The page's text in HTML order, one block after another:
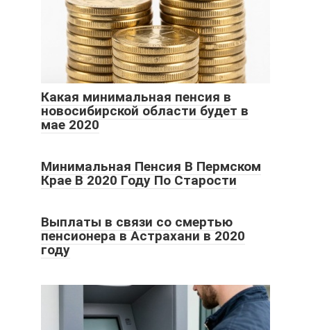
Какая минимальная пенсия в
новосибирской области будет в
мае 2020
Минимальная Пенсия В Пермском
Крае В 2020 Году По Старости
Выплаты в связи со смертью
пенсионера в Астрахани в 2020
году